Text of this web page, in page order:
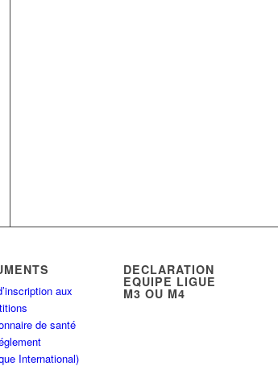
aux
de santé
International)
DECLARATION
EQUIPE LIGUE
M3 OU M4